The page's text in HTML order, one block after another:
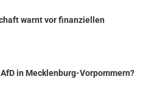
warnt vor finanziellen
in Mecklenburg-Vorpommern?